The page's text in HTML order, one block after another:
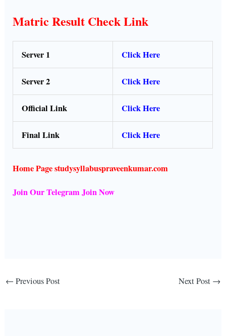
Matric Result Check Link
Server 1 Click Here
Server 2 Click Here
Official Link Click Here
Final Link Click Here
Home Page studysyllabuspraveenkumar.com
Join Our Telegram Join Now
← Previous Post Next Post →